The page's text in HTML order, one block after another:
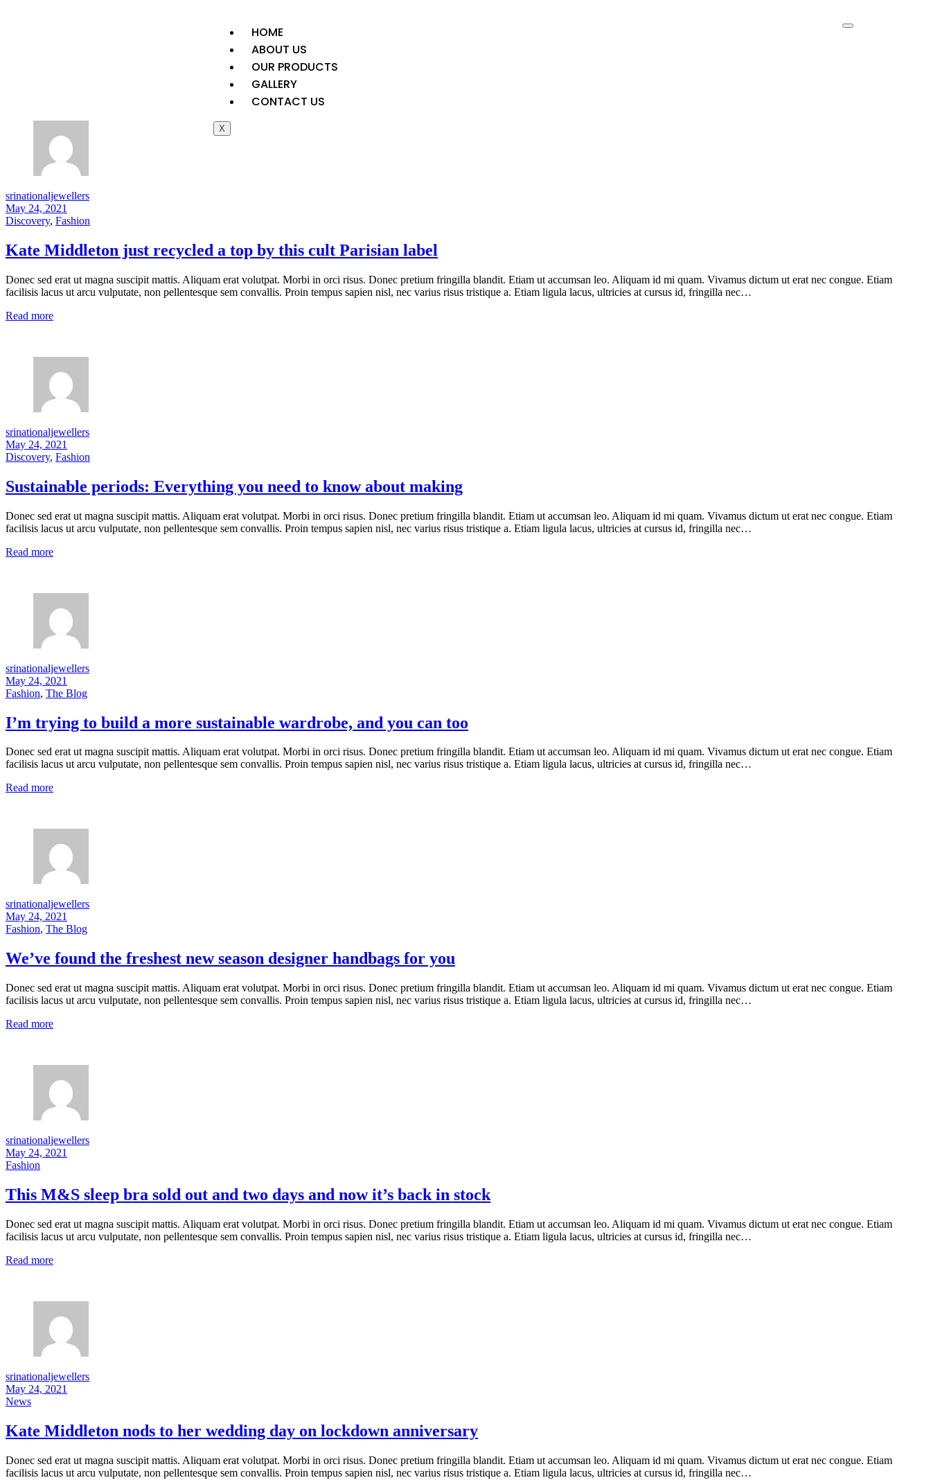
HOME
ABOUT US
OUR PRODUCTS
GALLERY
CONTACT US
X
srinationaljewellers
May 24, 2021
Discovery, Fashion
Kate Middleton just recycled a top by this cult Parisian label
Donec sed erat ut magna suscipit mattis. Aliquam erat volutpat. Morbi in orci risus. Donec pretium fringilla blandit. Etiam ut accumsan leo. Aliquam id mi quam. Vivamus dictum ut erat nec congue. Etiam
facilisis lacus ut arcu vulputate, non pellentesque sem convallis. Proin tempus sapien nisl, nec varius risus tristique a. Etiam ligula lacus, ultricies at cursus id, fringilla nec…
Read more
srinationaljewellers
May 24, 2021
Discovery, Fashion
Sustainable periods: Everything you need to know about making
Donec sed erat ut magna suscipit mattis. Aliquam erat volutpat. Morbi in orci risus. Donec pretium fringilla blandit. Etiam ut accumsan leo. Aliquam id mi quam. Vivamus dictum ut erat nec congue. Etiam
facilisis lacus ut arcu vulputate, non pellentesque sem convallis. Proin tempus sapien nisl, nec varius risus tristique a. Etiam ligula lacus, ultricies at cursus id, fringilla nec…
Read more
srinationaljewellers
May 24, 2021
Fashion, The Blog
I’m trying to build a more sustainable wardrobe, and you can too
Donec sed erat ut magna suscipit mattis. Aliquam erat volutpat. Morbi in orci risus. Donec pretium fringilla blandit. Etiam ut accumsan leo. Aliquam id mi quam. Vivamus dictum ut erat nec congue. Etiam
facilisis lacus ut arcu vulputate, non pellentesque sem convallis. Proin tempus sapien nisl, nec varius risus tristique a. Etiam ligula lacus, ultricies at cursus id, fringilla nec…
Read more
srinationaljewellers
May 24, 2021
Fashion, The Blog
We’ve found the freshest new season designer handbags for you
Donec sed erat ut magna suscipit mattis. Aliquam erat volutpat. Morbi in orci risus. Donec pretium fringilla blandit. Etiam ut accumsan leo. Aliquam id mi quam. Vivamus dictum ut erat nec congue. Etiam
facilisis lacus ut arcu vulputate, non pellentesque sem convallis. Proin tempus sapien nisl, nec varius risus tristique a. Etiam ligula lacus, ultricies at cursus id, fringilla nec…
Read more
srinationaljewellers
May 24, 2021
Fashion
This M&S sleep bra sold out and two days and now it’s back in stock
Donec sed erat ut magna suscipit mattis. Aliquam erat volutpat. Morbi in orci risus. Donec pretium fringilla blandit. Etiam ut accumsan leo. Aliquam id mi quam. Vivamus dictum ut erat nec congue. Etiam
facilisis lacus ut arcu vulputate, non pellentesque sem convallis. Proin tempus sapien nisl, nec varius risus tristique a. Etiam ligula lacus, ultricies at cursus id, fringilla nec…
Read more
srinationaljewellers
May 24, 2021
News
Kate Middleton nods to her wedding day on lockdown anniversary
Donec sed erat ut magna suscipit mattis. Aliquam erat volutpat. Morbi in orci risus. Donec pretium fringilla blandit. Etiam ut accumsan leo. Aliquam id mi quam. Vivamus dictum ut erat nec congue. Etiam
facilisis lacus ut arcu vulputate, non pellentesque sem convallis. Proin tempus sapien nisl, nec varius risus tristique a. Etiam ligula lacus, ultricies at cursus id, fringilla nec…